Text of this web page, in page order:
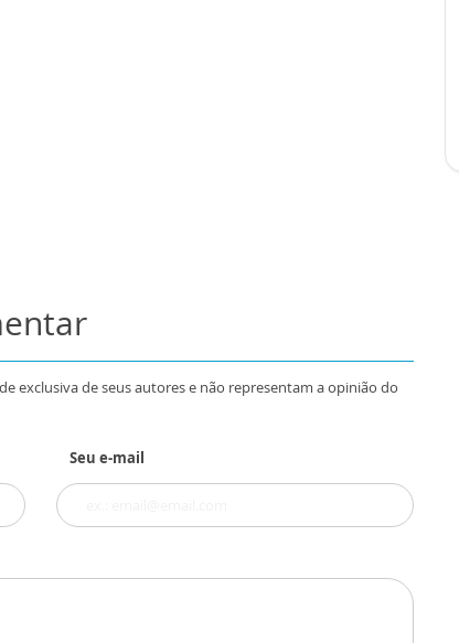
exclusiva de seus autores e não representam a opinião do
Seu e-mail